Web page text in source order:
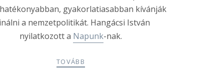
gyakorlatiasabban kívánják
a nemzetpolitikát. Hangácsi István
nyilatkozott a Napunk-nak.
TOVÁBB